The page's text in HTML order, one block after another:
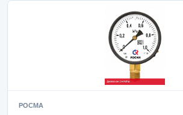
РОСМА